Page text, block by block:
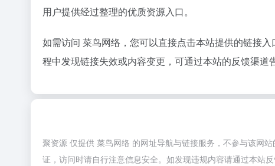
用户提供经过整理的优质资源入口。
如需访问 菜鸟网络，您可以直接点击本站提供的链接
程中发现链接失效或内容变更，可通过本站的反馈渠道
聚资源 仅提供 菜鸟网络 的网址导航与链接服务，不参与该网
证，访问时请自行注意信息安全。如发现违规内容请通过本站反